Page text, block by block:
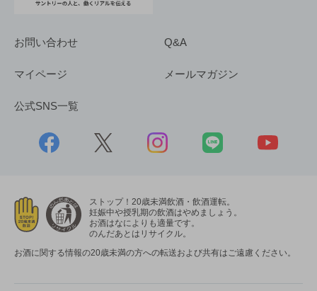
お問い合わせ Q&A
マイページ メールマガジン
公式SNS一覧
ストップ！20歳未満飲酒・飲酒運転。
妊娠中や授乳期の飲酒はやめましょう。
お酒はなによりも適量です。
のんだあとはリサイクル。
お酒に関する情報の20歳未満の方への転送および共有はご遠慮ください。